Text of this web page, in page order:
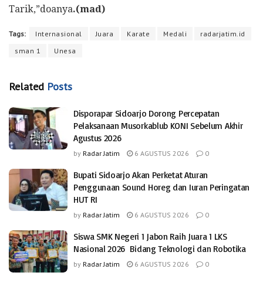
Tarik,”doanya.(mad)
Tags: Internasional Juara Karate Medali
radarjatim.id
sman 1
Unesa
Related Posts
Disporapar Sidoarjo Dorong Percepatan
Pelaksanaan Musorkablub KONI Sebelum Akhir
Agustus 2026
by Radar Jatim 6 AGUSTUS 2026 0
Bupati Sidoarjo Akan Perketat Aturan
Penggunaan Sound Horeg dan Iuran Peringatan
HUT RI
by Radar Jatim 6 AGUSTUS 2026 0
Siswa SMK Negeri 1 Jabon Raih Juara 1 LKS
Nasional 2026 Bidang Teknologi dan Robotika
by Radar Jatim 6 AGUSTUS 2026 0